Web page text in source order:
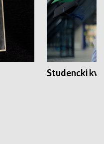
Studencki